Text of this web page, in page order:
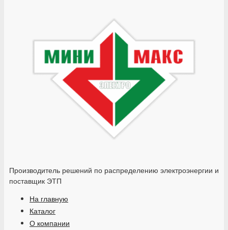
Производитель решений по распределению электроэнергии и
поставщик ЭТП
На главную
Каталог
О компании